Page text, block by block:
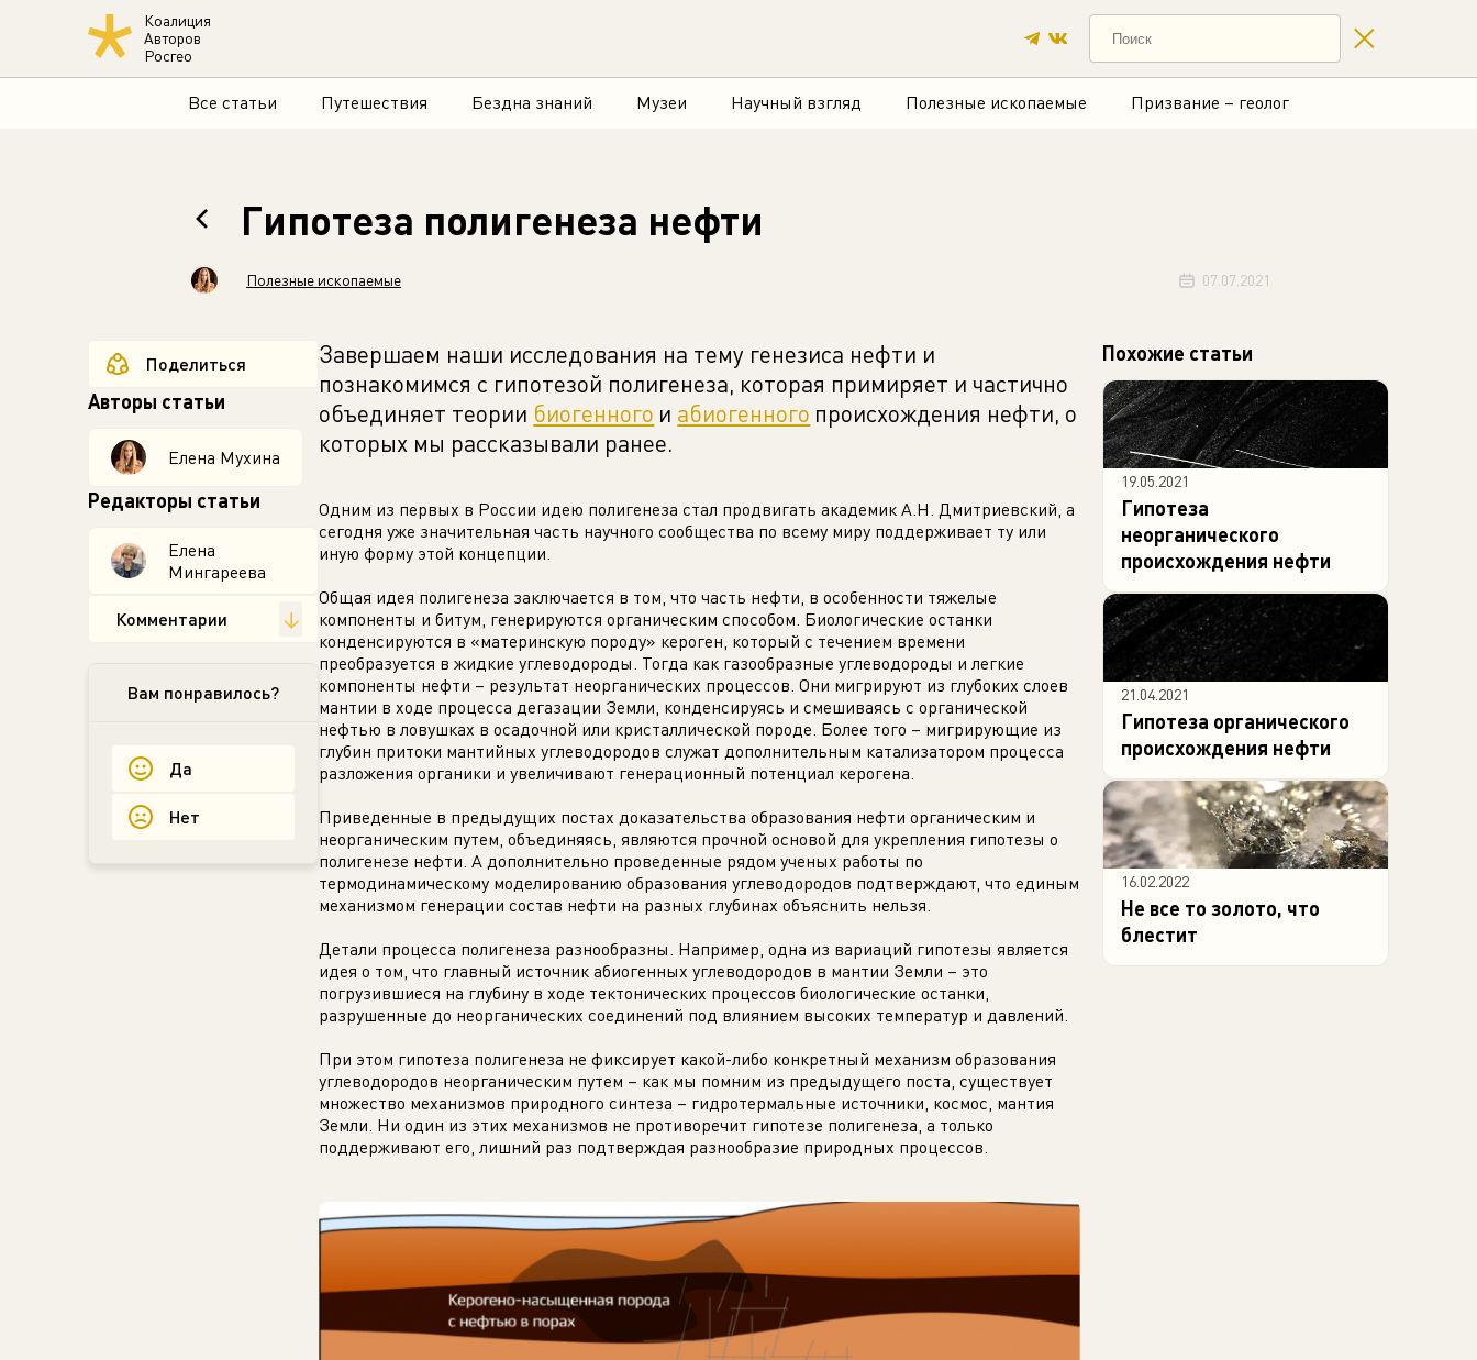
Коалиция
Авторов
Росгео
Все статьи Путешествия Бездна знаний Музеи Научный взгляд Полезные ископаемые Призвание – геолог
Гипотеза полигенеза нефти
Полезные ископаемые 07.07.2021
Поделиться
Авторы статьи
Елена Мухина
Редакторы статьи
Елена
Мингареева
Комментарии ↓
Вам понравилось?
Да
Нет
Завершаем наши исследования на тему генезиса нефти и
познакомимся с гипотезой полигенеза, которая примиряет и частично
объединяет теории биогенного и абиогенного происхождения нефти, о
которых мы рассказывали ранее.
Одним из первых в России идею полигенеза стал продвигать академик А.Н. Дмитриевский, а
сегодня уже значительная часть научного сообщества по всему миру поддерживает ту или
иную форму этой концепции.
Общая идея полигенеза заключается в том, что часть нефти, в особенности тяжелые
компоненты и битум, генерируются органическим способом. Биологические останки
конденсируются в «материнскую породу» кероген, который с течением времени
преобразуется в жидкие углеводороды. Тогда как газообразные углеводороды и легкие
компоненты нефти – результат неорганических процессов. Они мигрируют из глубоких слоев
мантии в ходе процесса дегазации Земли, конденсируясь и смешиваясь с органической
нефтью в ловушках в осадочной или кристаллической породе. Более того – мигрирующие из
глубин притоки мантийных углеводородов служат дополнительным катализатором процесса
разложения органики и увеличивают генерационный потенциал керогена.
Приведенные в предыдущих постах доказательства образования нефти органическим и
неорганическим путем, объединяясь, являются прочной основой для укрепления гипотезы о
полигенезе нефти. А дополнительно проведенные рядом ученых работы по
термодинамическому моделированию образования углеводородов подтверждают, что единым
механизмом генерации состав нефти на разных глубинах объяснить нельзя.
Детали процесса полигенеза разнообразны. Например, одна из вариаций гипотезы является
идея о том, что главный источник абиогенных углеводородов в мантии Земли – это
погрузившиеся на глубину в ходе тектонических процессов биологические останки,
разрушенные до неорганических соединений под влиянием высоких температур и давлений.
При этом гипотеза полигенеза не фиксирует какой-либо конкретный механизм образования
углеводородов неорганическим путем – как мы помним из предыдущего поста, существует
множество механизмов природного синтеза – гидротермальные источники, космос, мантия
Земли. Ни один из этих механизмов не противоречит гипотезе полигенеза, а только
поддерживают его, лишний раз подтверждая разнообразие природных процессов.
Похожие статьи
19.05.2021
Гипотеза
неорганического
происхождения нефти
21.04.2021
Гипотеза органического
происхождения нефти
16.02.2022
Не все то золото, что
блестит